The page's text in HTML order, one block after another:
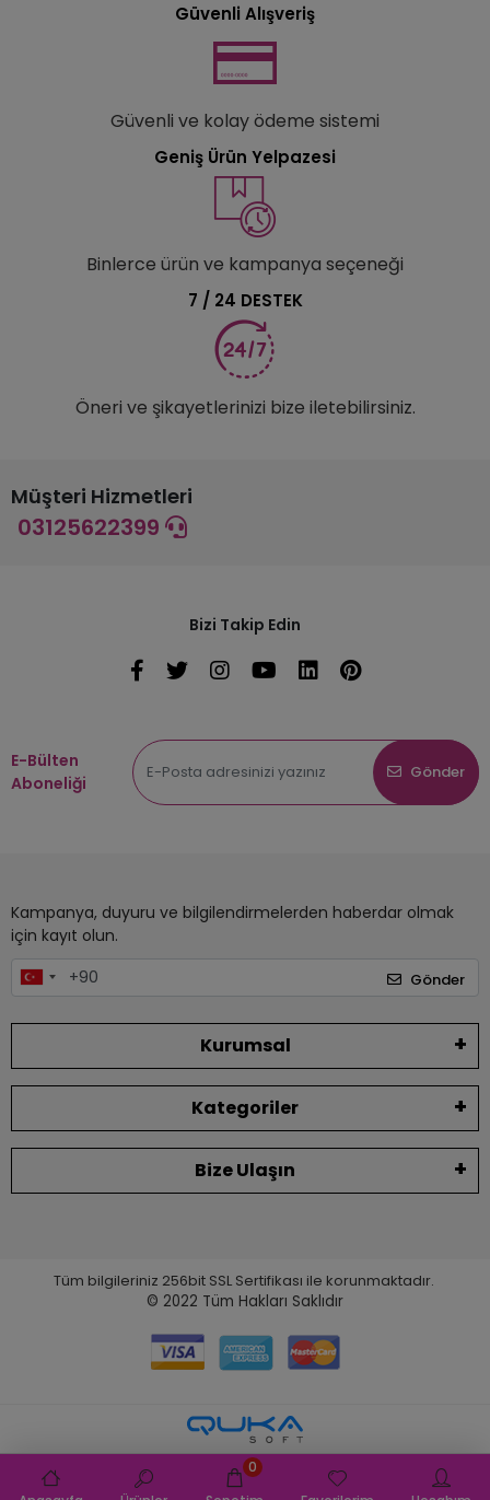
Güvenli Alışveriş
Güvenli ve kolay ödeme sistemi
Geniş Ürün Yelpazesi
Binlerce ürün ve kampanya seçeneği
7 / 24 DESTEK
Öneri ve şikayetlerinizi bize iletebilirsiniz.
Müşteri Hizmetleri
03125622399
Bizi Takip Edin
E-Bülten
Aboneliği
Gönder
Kampanya, duyuru ve bilgilendirmelerden haberdar olmak
için kayıt olun.
Gönder
Kurumsal
Kategoriler
Bize Ulaşın
Tüm bilgileriniz 256bit SSL Sertifikası ile korunmaktadır.
© 2022 Tüm Hakları Saklıdır
0